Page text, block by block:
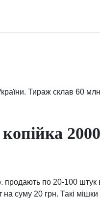
Тираж склав 60
продають по 20-100
суму 20 грн. Такі